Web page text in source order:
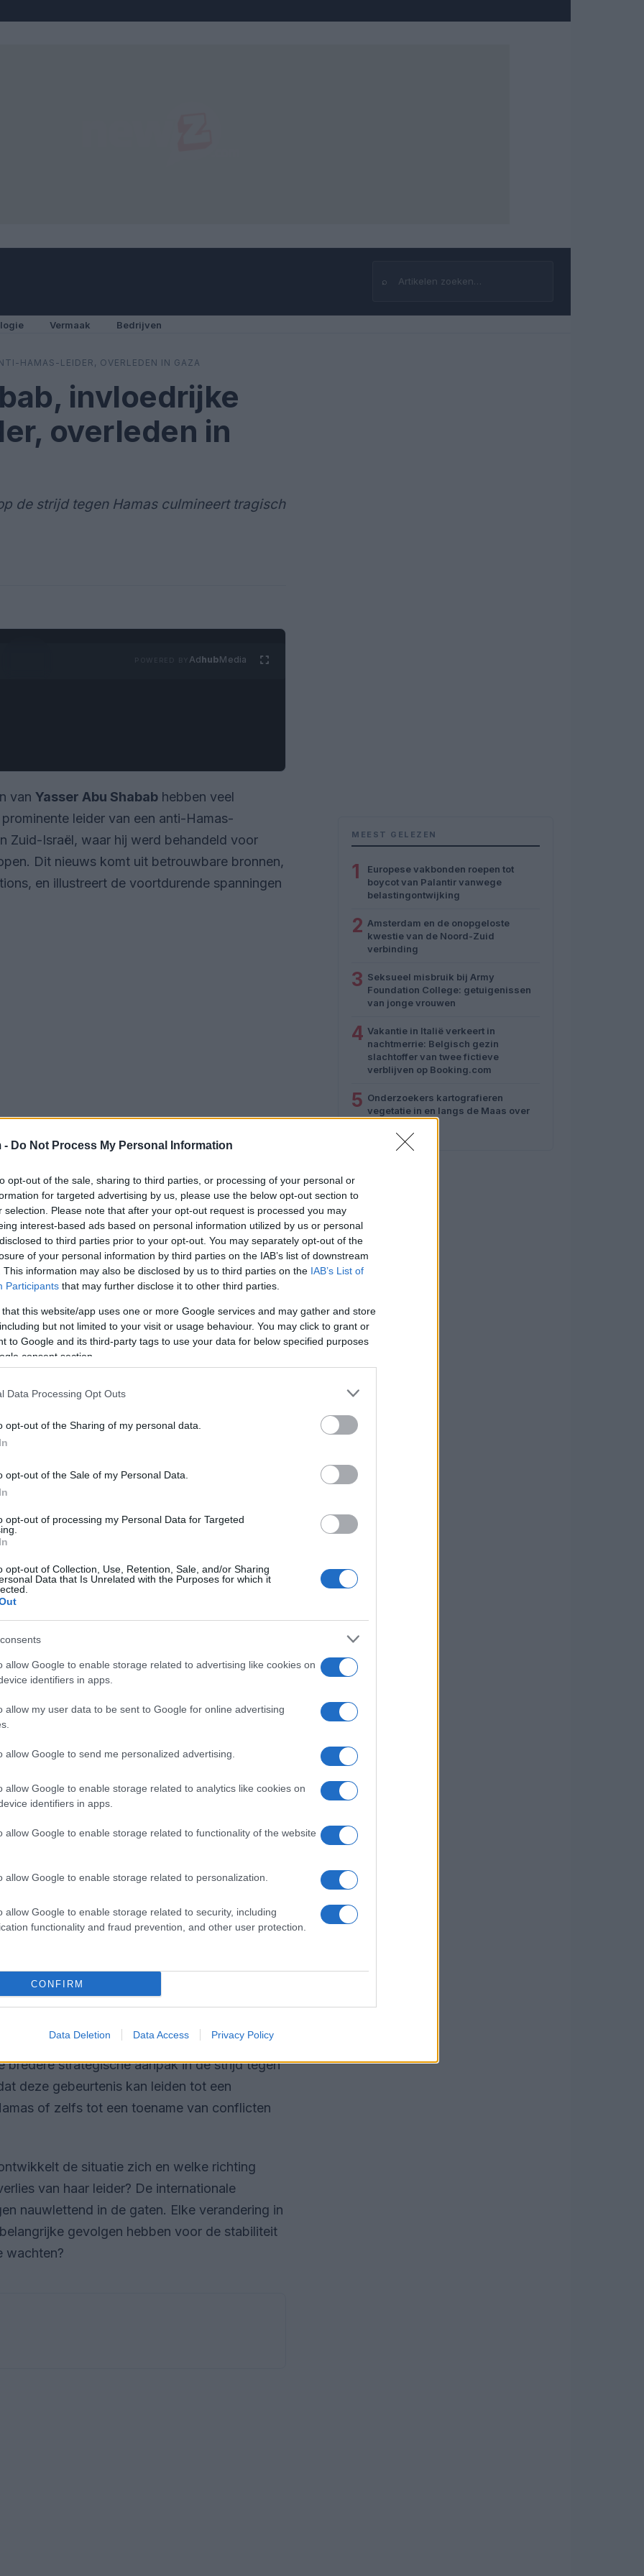
- Do Not Process My Personal Information
opt-out of the sale, sharing to third parties, or processing of your personal or
for targeted advertising by us, please use the below opt-out section to
selection. Please note that after your opt-out request is processed you may
interest-based ads based on personal information utilized by us or personal
to third parties prior to your opt-out. You may separately opt-out of the
of your personal information by third parties on the IAB’s list of downstream
This information may also be disclosed by us to third parties on the IAB’s List of
Participants that may further disclose it to other third parties.
that this website/app uses one or more Google services and may gather and store
but not limited to your visit or usage behaviour. You may click to grant or
to Google and its third-party tags to use your data for below specified purposes
consent section.
Data Processing Opt Outs
opt-out of the Sharing of my personal data.
opt-out of the Sale of my Personal Data.
opt-out of processing my Personal Data for Targeted
opt-out of Collection, Use, Retention, Sale, and/or Sharing
Data that Is Unrelated with the Purposes for which it
allow Google to enable storage related to advertising like cookies on
identifiers in apps.
allow my user data to be sent to Google for online advertising
allow Google to send me personalized advertising.
allow Google to enable storage related to analytics like cookies on
identifiers in apps.
allow Google to enable storage related to functionality of the website
allow Google to enable storage related to personalization.
allow Google to enable storage related to security, including
functionality and fraud prevention, and other user protection.
CONFIRM
Data Deletion Data Access Privacy Policy
⌕
Zoeken
Vermaak Bedrijven
HAMAS-LEIDER, OVERLEDEN IN GAZA
invloedrijke
overleden in
de strijd tegen Hamas culmineert tragisch
AdhubMedia
van Yasser Abu Shabab hebben veel
leider van een anti-Hamas-
Zuid-Israël, waar hij werd behandeld voor
Dit nieuws komt uit betrouwbare bronnen,
en illustreert de voortdurende spanningen
van dePopular Forces, een groepering die
is bekend om zijn verzet tegen Hamas en
hebben gehad met extremistengroepen,
zijn dood voor de toekomst van Gaza
verstrekkend zijn, vooral gezien de
de verhoudingen tussen verschillende
Popular Forces
het leiderschap vanShabab
kan leiden tot een vacuüm in de strijd tegen
onder druk kan zetten.
in de regio
complex en vol spanning. De strijd
Hamas, is diepgeworteld in politieke,
Forces, onder leiding van Shabab, waren
de heerschappij van Hamas, dat door
belangrijke vijand wordt gezien.
nieuw hoofdstuk in het conflict inluiden. De
Forcesheeft niet alleen invloed op de interne
strategische aanpak in de strijd tegen
deze gebeurtenis kan leiden tot een
of zelfs tot een toename van conflicten
de situatie zich en welke richting
van haar leider? De internationale
nauwlettend in de gaten. Elke verandering in
gevolgen hebben voor de stabiliteit
wachten?
MEEST GELEZEN
1
Europese vakbonden roepen tot
boycot van Palantir vanwege
belastingontwijking
2 Amsterdam en de onopgeloste
kwestie van de Noord-Zuid
verbinding
3 Seksueel misbruik bij Army
Foundation College: getuigenissen
van jonge vrouwen
4 Vakantie in Italië verkeert in
nachtmerrie: Belgisch gezin
slachtoffer van twee fictieve
verblijven op Booking.com
5 Onderzoekers kartografieren
vegetatie in en langs de Maas over